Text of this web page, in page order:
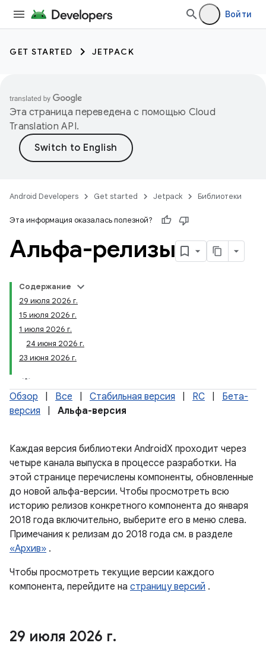
Войти
GET STARTED JETPACK
Эта страница переведена с помощью Cloud
Translation API.
Android Developers Get started Jetpack Библиотеки
Эта информация оказалась полезной?
Альфа-релизы
Содержание
29 июля 2026 г.
15 июля 2026 г.
1 июля 2026 г.
24 июня 2026 г.
23 июня 2026 г.
Обзор Все Стабильная версия RC
Бета-
версия
Альфа-версия
Каждая версия библиотеки AndroidX проходит через
четыре канала выпуска в процессе разработки. На
этой странице перечислены компоненты, обновленные
до новой альфа-версии. Чтобы просмотреть всю
историю релизов конкретного компонента до января
2018 года включительно, выберите его в меню слева.
Примечания к релизам до 2018 года см. в разделе
«Архив» .
Чтобы просмотреть текущие версии каждого
компонента, перейдите на страницу версий .
29 июля 2026 г.